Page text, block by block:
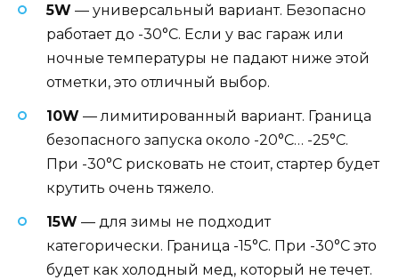
5W — универсальный вариант. Безопасно
работает до -30°C. Если у вас гараж или
ночные температуры не падают ниже этой
отметки, это отличный выбор.
10W — лимитированный вариант. Граница
безопасного запуска около -20°C… -25°C.
При -30°C рисковать не стоит, стартер будет
крутить очень тяжело.
15W — для зимы не подходит
категорически. Граница -15°C. При -30°C это
будет как холодный мед, который не течет.